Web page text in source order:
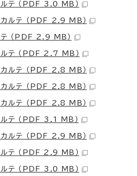
テ （PDF 3.0 MB）
ルテ （PDF 2.9 MB）
（PDF 2.9 MB）
テ （PDF 2.7 MB）
ルテ （PDF 2.8 MB）
ルテ （PDF 2.8 MB）
ルテ （PDF 2.8 MB）
テ （PDF 3.1 MB）
ルテ （PDF 2.9 MB）
テ （PDF 2.9 MB）
テ （PDF 3.0 MB）